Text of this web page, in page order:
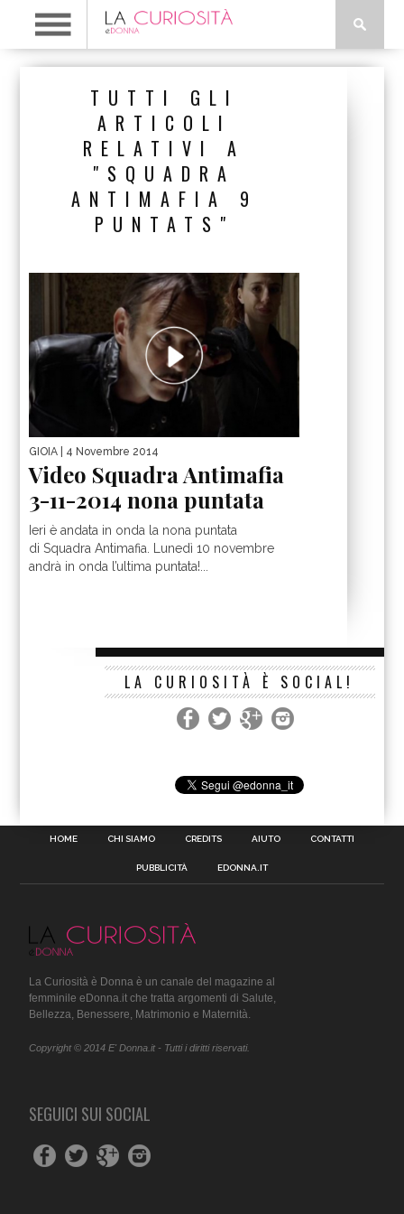
TUTTI GLI
ARTICOLI
RELATIVI A
"SQUADRA
ANTIMAFIA 9
PUNTATS"
GIOIA | 4 Novembre 2014
Video Squadra Antimafia
3-11-2014 nona puntata
Ieri è andata in onda la nona puntata
di Squadra Antimafia. Lunedì 10 novembre
andrà in onda l’ultima puntata!...
LA CURIOSITÀ È SOCIAL!
HOME CHI SIAMO CREDITS AIUTO CONTATTI
PUBBLICITÀ EDONNA.IT
La Curiosità è Donna è un canale del magazine al
femminile eDonna.it che tratta argomenti di Salute,
Bellezza, Benessere, Matrimonio e Maternità.
Copyright © 2014 E' Donna.it - Tutti i diritti riservati.
SEGUICI SUI SOCIAL